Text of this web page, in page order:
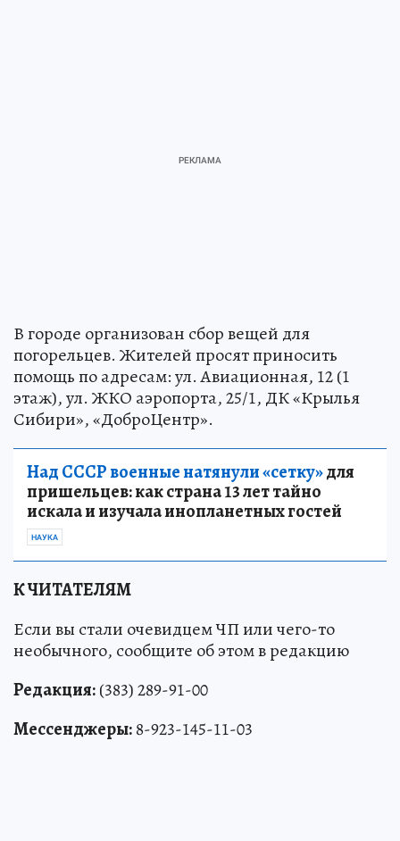
В городе организован сбор вещей для
погорельцев. Жителей просят приносить
помощь по адресам: ул. Авиационная, 12 (1
этаж), ул. ЖКО аэропорта, 25/1, ДК «Крылья
Сибири», «ДоброЦентр».
Над СССР военные натянули «сетку»для
пришельцев: как страна 13 лет тайно
искала и изучала инопланетных гостей
НАУКА
К ЧИТАТЕЛЯМ
Если вы стали очевидцем ЧП или чего-то
необычного, сообщите об этом в редакцию
Редакция:(383) 289-91-00
Мессенджеры:8-923-145-11-03